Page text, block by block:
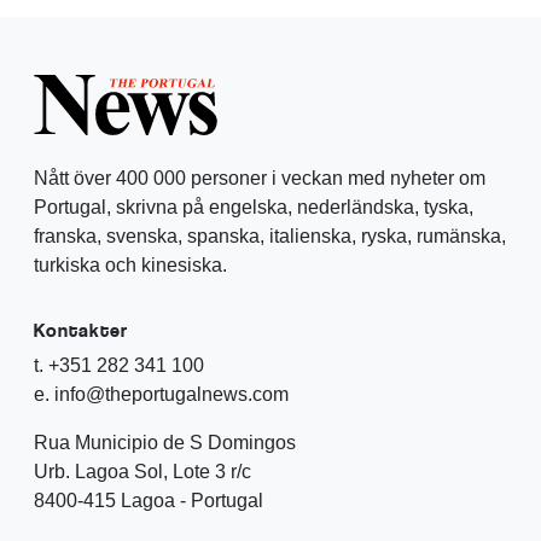
Nått över 400 000 personer i veckan med nyheter om
Portugal, skrivna på engelska, nederländska, tyska,
franska, svenska, spanska, italienska, ryska, rumänska,
turkiska och kinesiska.
Kontakter
t. +351 282 341 100
e. info@theportugalnews.com
Rua Municipio de S Domingos
Urb. Lagoa Sol, Lote 3 r/c
8400-415 Lagoa - Portugal